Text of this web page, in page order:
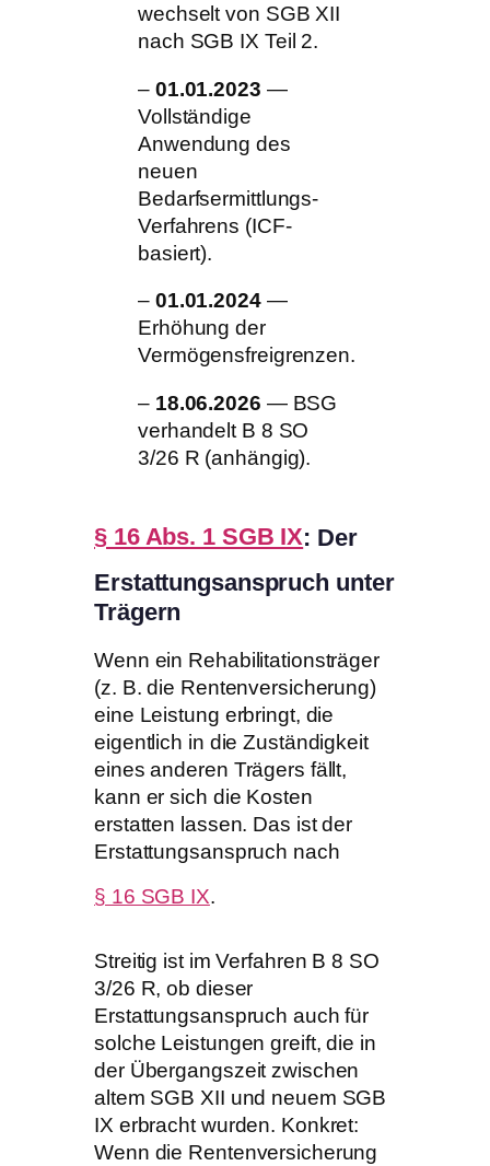
wechselt von SGB XII
nach SGB IX Teil 2.
– 01.01.2023 —
Vollständige
Anwendung des
neuen
Bedarfsermittlungs-
Verfahrens (ICF-
basiert).
– 01.01.2024—
Erhöhung der
Vermögensfreigrenzen.
– 18.06.2026 — BSG
verhandelt B 8 SO
3/26 R (anhängig).
§ 16 Abs. 1 SGB IX: Der
Erstattungsanspruch unter
Trägern
Wenn ein Rehabilitationsträger
(z. B. die Rentenversicherung)
eine Leistung erbringt, die
eigentlich in die Zuständigkeit
eines anderen Trägers fällt,
kann er sich die Kosten
erstatten lassen. Das ist der
Erstattungsanspruch nach
§ 16 SGB IX.
Streitig ist im Verfahren B 8 SO
3/26 R, ob dieser
Erstattungsanspruch auch für
solche Leistungen greift, die in
der Übergangszeit zwischen
altem SGB XII und neuem SGB
IX erbracht wurden. Konkret:
Wenn die Rentenversicherung